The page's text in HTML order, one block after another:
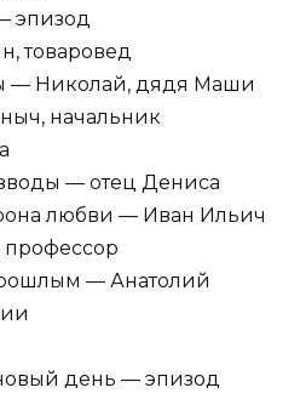
эпизод
товаровед
— Николай, дядя Маши
начальник
— отец Дениса
любви — Иван Ильич
— Анатолий
день — эпизод